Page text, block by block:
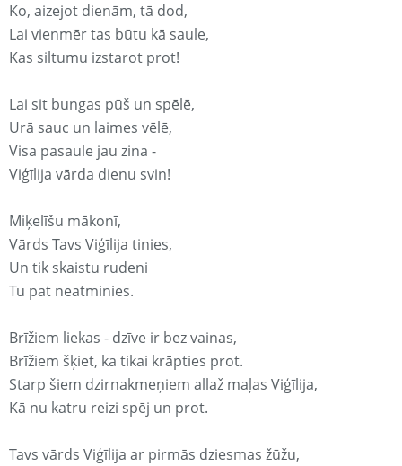
Ko, aizejot dienām, tā dod,
Lai vienmēr tas būtu kā saule,
Kas siltumu izstarot prot!
Lai sit bungas pūš un spēlē,
Urā sauc un laimes vēlē,
Visa pasaule jau zina -
Viģīlija vārda dienu svin!
Miķelīšu mākonī,
Vārds Tavs Viģīlija tinies,
Un tik skaistu rudeni
Tu pat neatminies.
Brīžiem liekas - dzīve ir bez vainas,
Brīžiem šķiet, ka tikai krāpties prot.
Starp šiem dzirnakmeņiem allaž maļas Viģīlija,
Kā nu katru reizi spēj un prot.
Tavs vārds Viģīlija ar pirmās dziesmas žūžu,